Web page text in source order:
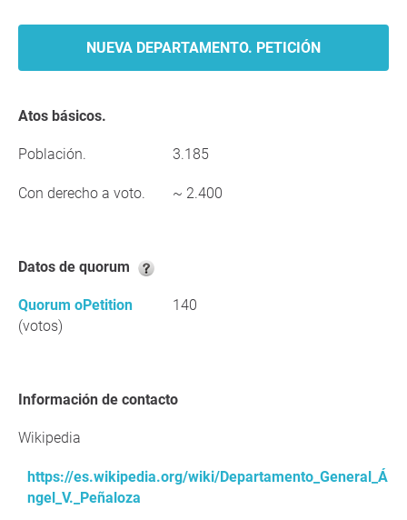
NUEVA DEPARTAMENTO. PETICIÓN
Atos básicos.
Población. 3.185
Con derecho a voto. ~ 2.400
Datos de quorum
Quorum oPetition
(votos)
140
Información de contacto
Wikipedia
https://es.wikipedia.org/wiki/Departamento_General_Á
ngel_V._Peñaloza